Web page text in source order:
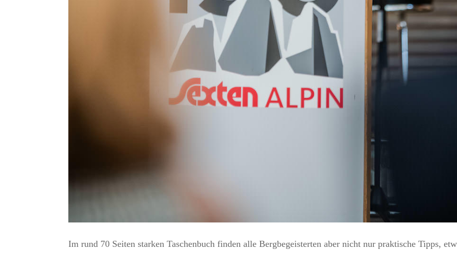
Im rund 70 Seiten starken Taschenbuch finden alle Bergbegeisterten aber nicht nur praktische Tipps,